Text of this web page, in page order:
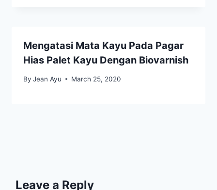
Mengatasi Mata Kayu Pada Pagar
Hias Palet Kayu Dengan Biovarnish
By Jean Ayu March 25, 2020
Leave a Reply